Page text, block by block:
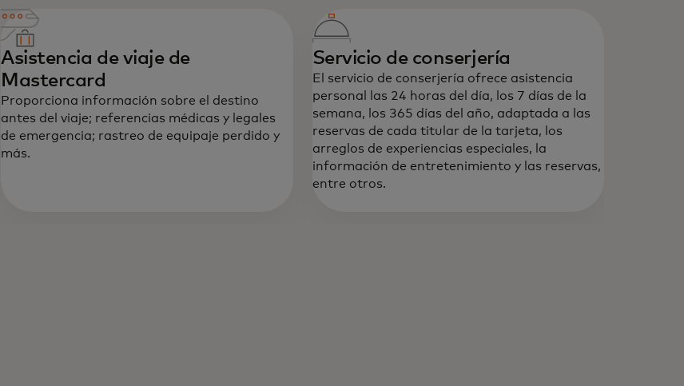
Asistencia de viaje de
Mastercard
Proporciona información sobre el destino
antes del viaje; referencias médicas y legales
de emergencia; rastreo de equipaje perdido y
más.
Servicio de conserjería
El servicio de conserjería ofrece asistencia
personal las 24 horas del día, los 7 días de la
semana, los 365 días del año, adaptada a las
reservas de cada titular de la tarjeta, los
arreglos de experiencias especiales, la
información de entretenimiento y las reservas,
entre otros.